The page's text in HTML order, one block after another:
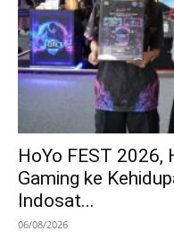
HoYo FEST 2026,
Gaming ke
Indosat...
06/08/2026